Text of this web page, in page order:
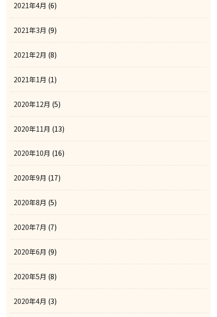
2021年4月 (6)
2021年3月 (9)
2021年2月 (8)
2021年1月 (1)
2020年12月 (5)
2020年11月 (13)
2020年10月 (16)
2020年9月 (17)
2020年8月 (5)
2020年7月 (7)
2020年6月 (9)
2020年5月 (8)
2020年4月 (3)